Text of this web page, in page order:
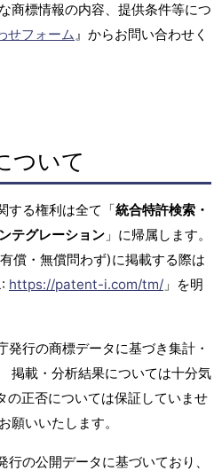
商標情報の内容、提供条件等につ
せフォーム』からお問い合わせく
ついて
する権利は全て「統合特許検索・
テグレーション 」に帰属します。
償・無償問わず)に掲載する際は
https://patent-i.com/tm/ 」を明
発行の商標データに基づき集計・
掲載・分析結果については十分気
の正否については保証していませ
願いいたします。
の公開データに基づいており、